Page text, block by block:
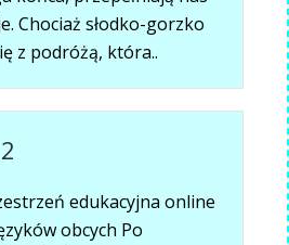
Chociaż słodko-gorzko
z podróżą, która..
edukacyjna online
obcych Po